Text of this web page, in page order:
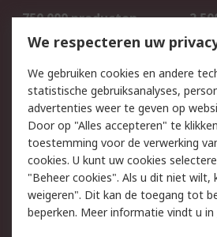
750.000 producten
Bestellen
Track & Trace
Wettelijk
Cookiebeleid
Privacybeleid
Algemene
verkoopvoorwaarden
We respecteren uw
We gebruiken cookies en andere
statistische gebruiksanalyses,
advertenties weer te geven op
Door op "Alles accepteren" te
toestemming voor de verwerking
cookies. U kunt uw cookies
"Beheer cookies". Als u dit niet wilt,
weigeren". Dit kan de toegang tot
beperken. Meer informatie vindt u in